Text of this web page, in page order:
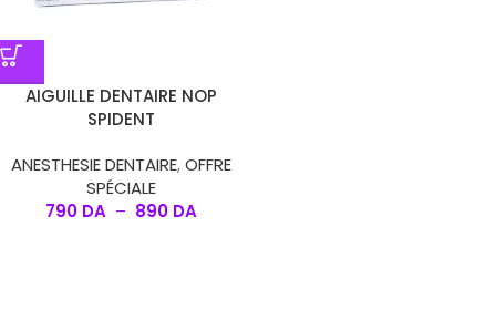
AIGUILLE DENTAIRE NOP
SPIDENT
ANESTHESIE DENTAIRE,OFFRE
SPÉCIALE
790 DA – 890 DA